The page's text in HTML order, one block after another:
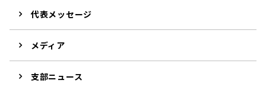
代表メッセージ
メディア
支部ニュース